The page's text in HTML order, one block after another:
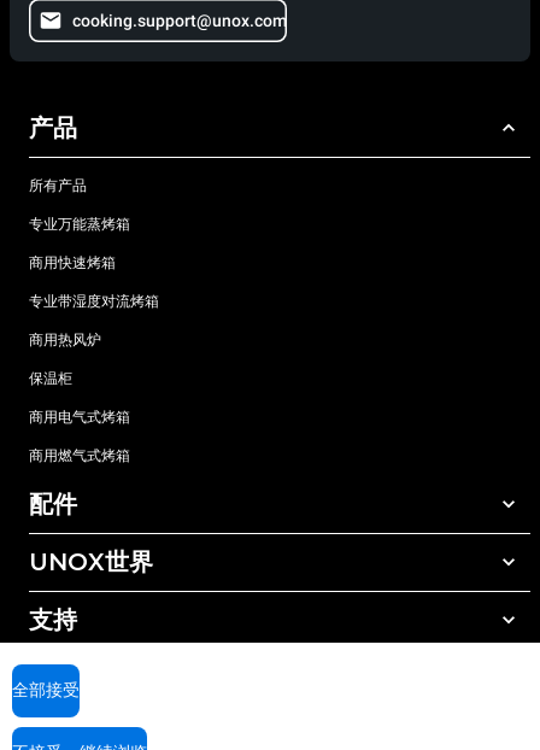
cooking.support@unox.com
产品
所有产品
专业万能蒸烤箱
商用快速烤箱
专业带湿度对流烤箱
商用热风炉
保温柜
商用电气式烤箱
商用燃气式烤箱
配件
所有配件
手动清洗清洁剂
树脂过滤水处理
反渗透水处理
UNOX世界
我们在全球的办事处
支持
UNOX质保
查找经销商
全部接受